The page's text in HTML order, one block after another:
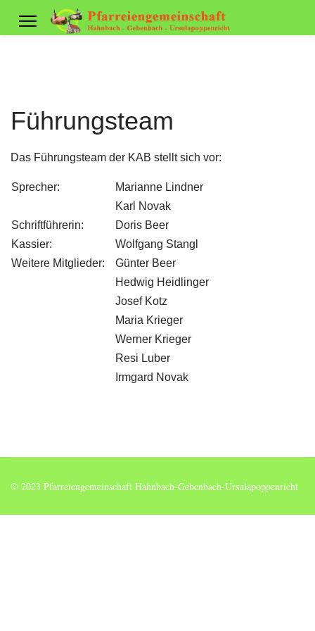
Führungsteam
Das Führungsteam der KAB stellt sich vor:
Sprecher:
Marianne Lindner
Karl Novak
Schriftführerin:
Doris Beer
Kassier:
Wolfgang Stangl
Weitere Mitglieder:
Günter Beer
Hedwig Heidlinger
Josef Kotz
Maria Krieger
Werner Krieger
Resi Luber
Irmgard Novak
© 2023 Pfarreiengemeinschaft Hahnbach-Gebenbach-Ursulapoppenricht